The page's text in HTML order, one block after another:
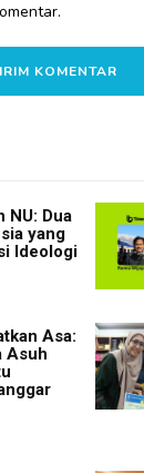
NU: Dua
yang
Ideologi
Asa:
Asuh